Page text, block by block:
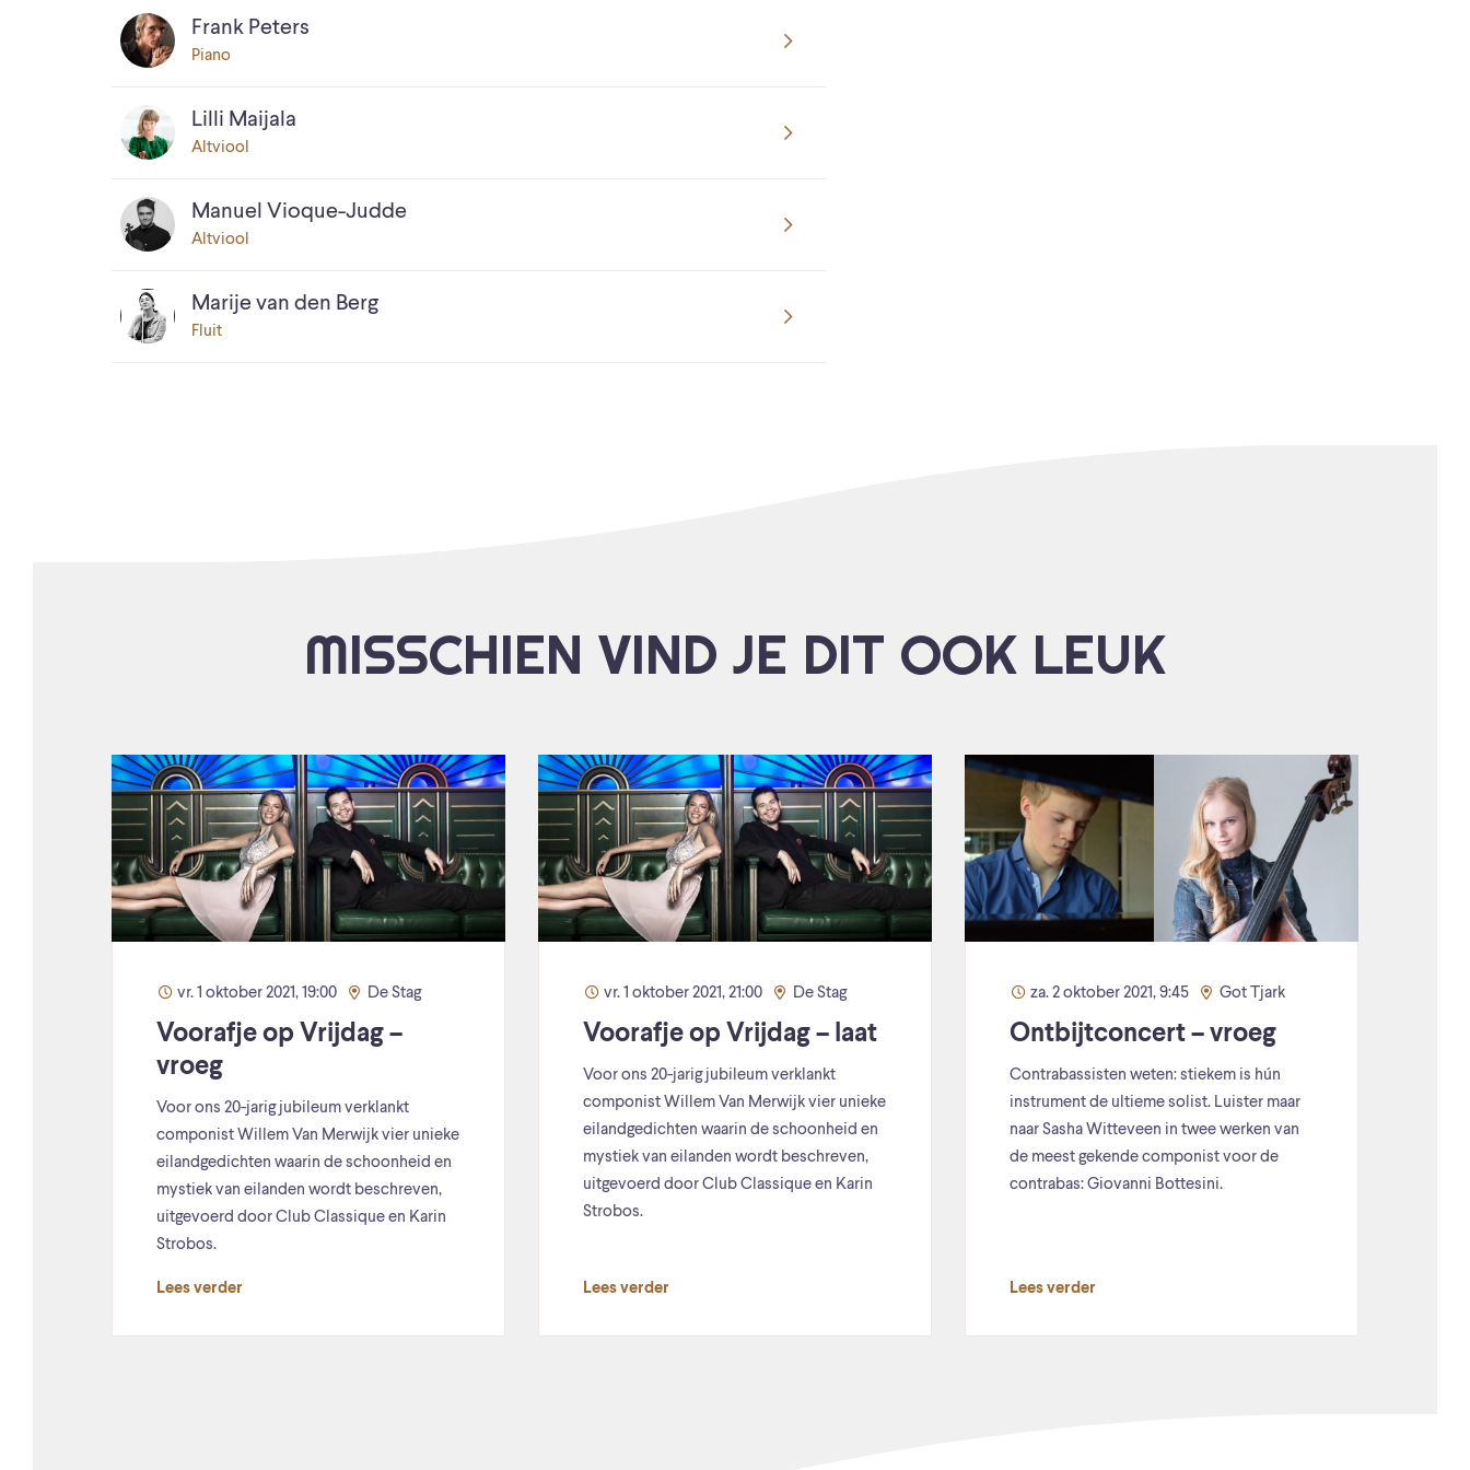
Frank Peters
Piano
Lilli Maijala
Altviool
Manuel Vioque-Judde
Altviool
Marije van den Berg
Fluit
MISSCHIEN VIND JE DIT OOK LEUK
vr. 1 oktober 2021, 19:00 De Stag
Voorafje op Vrijdag –
vroeg
Voor ons 20-jarig jubileum verklankt
componist Willem Van Merwijk vier unieke
eilandgedichten waarin de schoonheid en
mystiek van eilanden wordt beschreven,
uitgevoerd door Club Classique en Karin
Strobos.
Lees verder
vr. 1 oktober 2021, 21:00 De Stag
Voorafje op Vrijdag – laat
Voor ons 20-jarig jubileum verklankt
componist Willem Van Merwijk vier unieke
eilandgedichten waarin de schoonheid en
mystiek van eilanden wordt beschreven,
uitgevoerd door Club Classique en Karin
Strobos.
Lees verder
za. 2 oktober 2021, 9:45 Got Tjark
Ontbijtconcert – vroeg
Contrabassisten weten: stiekem is hún
instrument de ultieme solist. Luister maar
naar Sasha Witteveen in twee werken van
de meest gekende componist voor de
contrabas: Giovanni Bottesini.
Lees verder